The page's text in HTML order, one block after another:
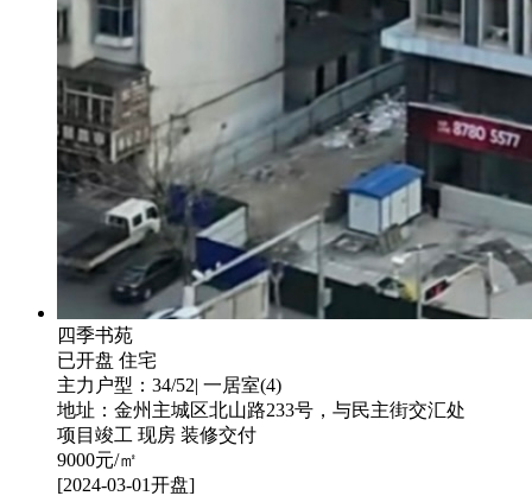
四季书苑
已开盘 住宅
主力户型：34/52| 一居室(4)
地址：金州主城区北山路233号，与民主街交汇处
项目竣工 现房 装修交付
9000元/㎡
[2024-03-01开盘]